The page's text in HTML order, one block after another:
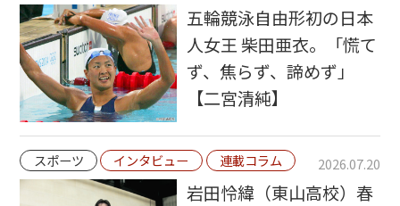
五輪競泳自由形初の日本
人女王 柴田亜衣。「慌て
ず、焦らず、諦めず」
【二宮清純】
スポーツ インタビュー 連載コラム 2026.07.20
岩田怜緯（東山高校）春